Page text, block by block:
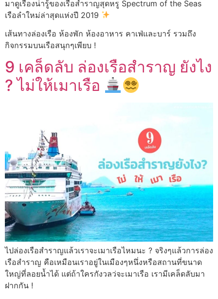
มาดูเรื่องน่ารู้ของเรือสำราญสุดหรู Spectrum of the Seas
เรือลำใหม่ล่าสุดแห่งปี 2019
เส้นทางล่องเรือ ห้องพัก ห้องอาหาร คาเฟ่และบาร์ รวมถึง
กิจกรรมบนเรือสนุกๆเพียบ !
9 เคล็ดลับ ล่องเรือสำราญ ยังไง
? ไม่ให้เมาเรือ
ไปล่องเรือสำราญแล้วเราจะเมาเรือไหมนะ ? จริงๆแล้วการล่อง
เรือสำราญ คือเหมือนเราอยู่ในเมืองๆหนึ่งหรือสถานที่ขนาด
ใหญ่ที่ลอยน้ำได้ แต่ถ้าใครกังวลว่จะเมาเรือ เรามีเคล็ดลับมา
ฝากกัน !